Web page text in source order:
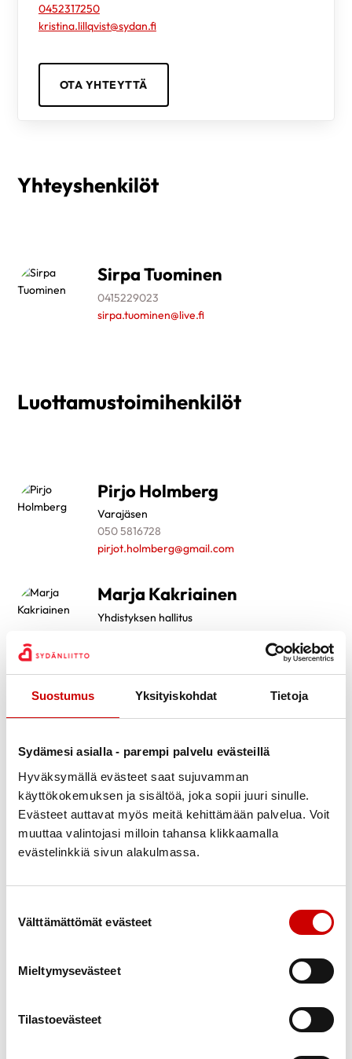
Suostumus Yksityiskohdat Tietoja
Sydämesi asialla - parempi palvelu evästeillä
Hyväksymällä evästeet saat sujuvamman
käyttökokemuksen ja sisältöä, joka sopii juuri sinulle.
Evästeet auttavat myös meitä kehittämään palvelua. Voit
muuttaa valintojasi milloin tahansa klikkaamalla
evästelinkkiä sivun alakulmassa.
Välttämättömät evästeet
Mieltymysevästeet
Tilastoevästeet
0452317250
kristina.lillqvist@sydan.fi
OTA YHTEYTTÄ
Yhteyshenkilöt
Sirpa Tuominen
0415229023
sirpa.tuominen@live.fi
Luottamustoimihenkilöt
Pirjo Holmberg
Varajäsen
050 5816728
pirjot.holmberg@gmail.com
Marja Kakriainen
Yhdistyksen hallitus
Tuija Korppas
Yhdistyksen sihteeri
sihteeri.hsk@outlook.com
Leena Lehtelä
Varajäsen
0400937169
leenalehtela49@gmail.com
Yhdistyksen puheenjohtaja